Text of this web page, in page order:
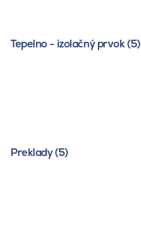
Tepelno - izolačný prvok (5)
Preklady (5)